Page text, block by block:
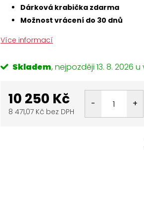
Dárková krabička zdarma
Možnost vrácení do 30 dnů
Více informací
Skladem 13. 8. 2026
10 250 Kč
8 471,07 Kč bez DPH